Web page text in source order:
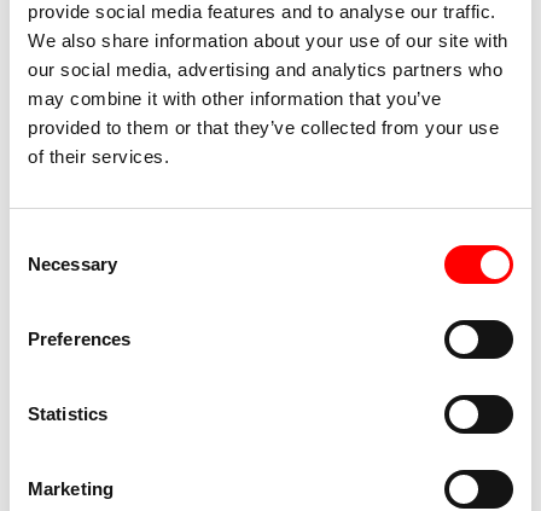
provide social media features and to analyse our traffic.
We also share information about your use of our site with
our social media, advertising and analytics partners who
may combine it with other information that you’ve
provided to them or that they’ve collected from your use
of their services.
Selection
Necessary
Preferences
Statistics
Marketing
risposta dell’Unione alla pandemia di COVID-19
Date per questo appuntamento:
18/06/2023 – H 20.30
Via della Certosa, 18, Bologna, BO, Italia
Ingresso gratuito e su prenotazione al link eventbrite